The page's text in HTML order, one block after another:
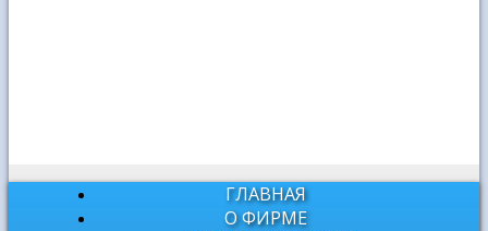
ГЛАВНАЯ
О ФИРМЕ